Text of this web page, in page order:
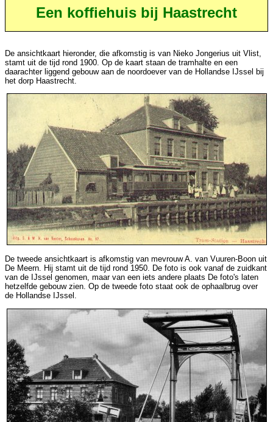
Een koffiehuis bij Haastrecht
De ansichtkaart hieronder, die afkomstig is van Nieko Jongerius uit Vlist,
stamt uit de tijd rond 1900. Op de kaart staan de tramhalte en een
daarachter liggend gebouw aan de noordoever van de Hollandse IJssel bij
het dorp Haastrecht.
De tweede ansichtkaart is afkomstig van mevrouw A. van Vuuren-Boon uit
De Meern. Hij stamt uit de tijd rond 1950. De foto is ook vanaf de zuidkant
van de IJssel genomen, maar van een iets andere plaats De foto's laten
hetzelfde gebouw zien. Op de tweede foto staat ook de ophaalbrug over
de Hollandse IJssel.